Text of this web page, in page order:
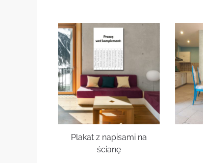
Plakat z napisami na
ścianę